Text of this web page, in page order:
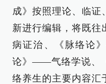
成》按照理论、临证
新进行编辑，将既
病证治、《脉络论
论》——气络学说、
络养生的主要内容汇